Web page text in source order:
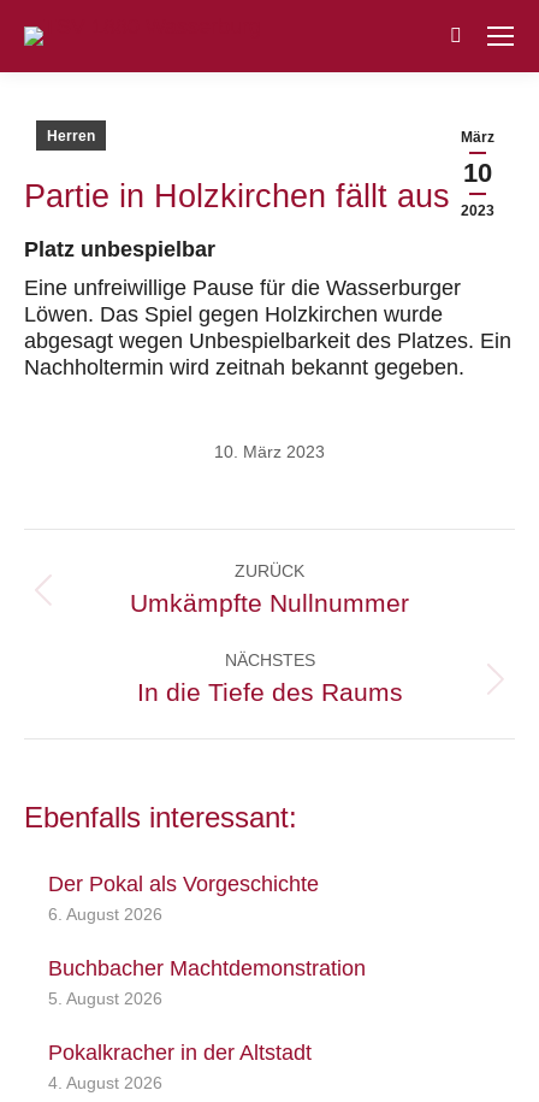
Search:
März
10
2023
Herren
Partie in Holzkirchen fällt aus
Platz unbespielbar
Eine unfreiwillige Pause für die Wasserburger
Löwen. Das Spiel gegen Holzkirchen wurde
abgesagt wegen Unbespielbarkeit des Platzes. Ein
Nachholtermin wird zeitnah bekannt gegeben.
10. März 2023
ZURÜCK
Vorheriger
Umkämpfte Nullnummer
NÄCHSTES
Nächster
In die Tiefe des Raums
Ebenfalls interessant:
Der Pokal als Vorgeschichte
6. August 2026
Buchbacher Machtdemonstration
5. August 2026
Pokalkracher in der Altstadt
4. August 2026